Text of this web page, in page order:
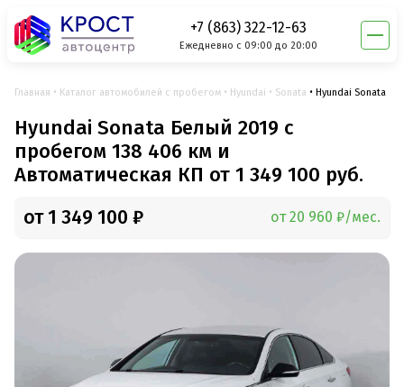
+7 (863) 322-12-63
Ежедневно с 09:00 до 20:00
Главная Каталог автомобилей с пробегом Hyundai Sonata Hyundai Sonata
Hyundai Sonata Белый 2019 с
пробегом 138 406 км и
Автоматическая КП от 1 349 100 руб.
от 1 349 100 ₽ от 20 960 ₽/мес.